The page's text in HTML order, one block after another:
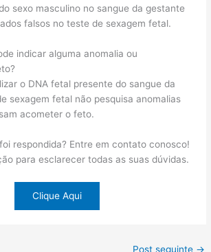
sexo masculino no sangue da gestante
falsos no teste de sexagem fetal.
indicar alguma anomalia ou
o DNA fetal presente do sangue da
sexagem fetal não pesquisa anomalias
acometer o feto.
respondida? Entre em contato conosco!
para esclarecer todas as suas dúvidas.
Clique Aqui
Post seguinte →